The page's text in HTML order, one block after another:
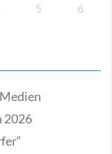
5 6
2026